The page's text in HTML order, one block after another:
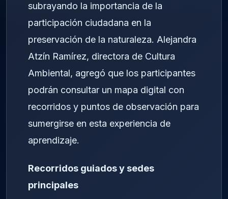
subrayando la importancia de la
participación ciudadana en la
preservación de la naturaleza. Alejandra
Atzín Ramírez, directora de Cultura
Ambiental, agregó que los participantes
podrán consultar un mapa digital con
recorridos y puntos de observación para
sumergirse en esta experiencia de
aprendizaje.
Recorridos guiados y sedes
principales